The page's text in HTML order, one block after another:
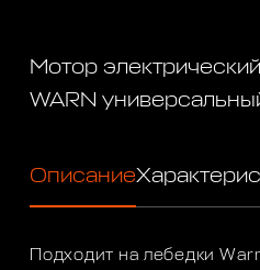
Мотор
WARN
Описание
Подходит на лебедки